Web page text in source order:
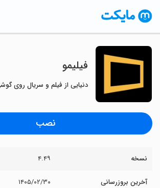
فیلیمو
دنیایی از فیلم و سریال روی
نصب
نسخه ۴.۴۹
آخرین بروزرسانی ۱۴۰۵/۰۲/۳۰